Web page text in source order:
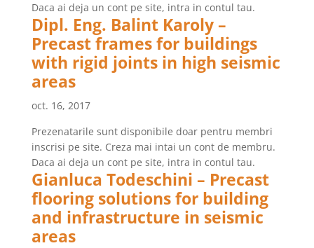
Daca ai deja un cont pe site, intra in contul tau.
Dipl. Eng. Balint Karoly –
Precast frames for buildings
with rigid joints in high seismic
areas
oct. 16, 2017
Prezenatarile sunt disponibile doar pentru membri
inscrisi pe site. Creza mai intai un cont de membru.
Daca ai deja un cont pe site, intra in contul tau.
Gianluca Todeschini – Precast
flooring solutions for building
and infrastructure in seismic
areas